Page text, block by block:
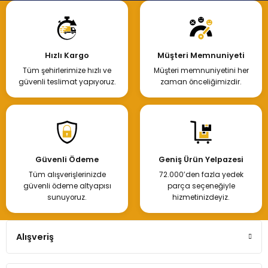
Hızlı Kargo
Tüm şehirlerimize hızlı ve
güvenli teslimat yapıyoruz.
Müşteri Memnuniyeti
Müşteri memnuniyetini her
zaman önceliğimizdir.
Güvenli Ödeme
Tüm alışverişlerinizde
güvenli ödeme altyapısı
sunuyoruz.
Geniş Ürün Yelpazesi
72.000’den fazla yedek
parça seçeneğiyle
hizmetinizdeyiz.
Alışveriş